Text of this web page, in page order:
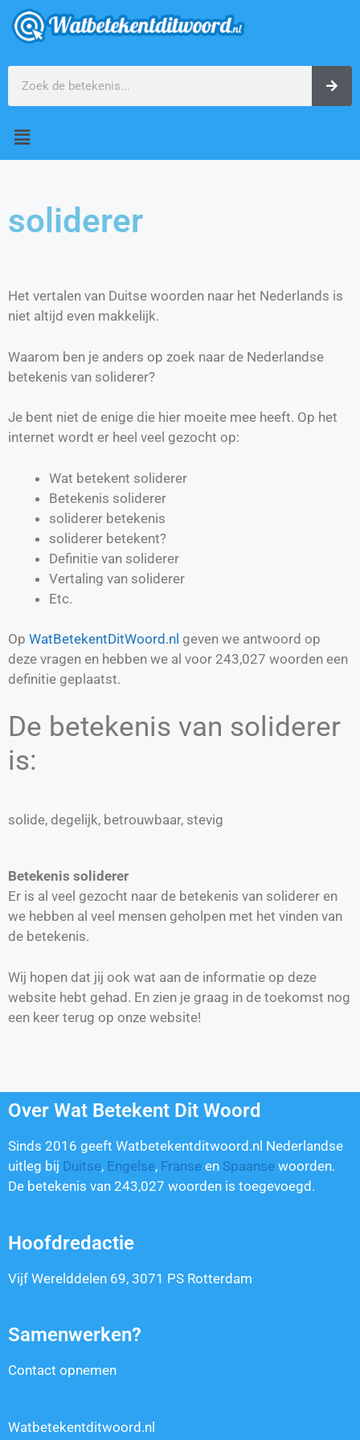
soliderer
Het vertalen van Duitse woorden naar het Nederlands is
niet altijd even makkelijk.
Waarom ben je anders op zoek naar de Nederlandse
betekenis van soliderer?
Je bent niet de enige die hier moeite mee heeft. Op het
internet wordt er heel veel gezocht op:
Wat betekent soliderer
Betekenis soliderer
soliderer betekenis
soliderer betekent?
Definitie van soliderer
Vertaling van soliderer
Etc.
Op WatBetekentDitWoord.nl geven we antwoord op
deze vragen en hebben we al voor 243,027 woorden een
definitie geplaatst.
De betekenis van soliderer
is:
solide, degelijk, betrouwbaar, stevig
Betekenis soliderer
Er is al veel gezocht naar de betekenis van soliderer en
we hebben al veel mensen geholpen met het vinden van
de betekenis.
Wij hopen dat jij ook wat aan de informatie op deze
website hebt gehad. En zien je graag in de toekomst nog
een keer terug op onze website!
Over Wat Betekent Dit Woord
Sinds 2016 geeft Watbetekentditwoord.nl Nederlandse
uitleg bij Duitse, Engelse, Franse en Spaanse woorden.
De betekenis van 243,027 woorden is toegevoegd.
Hoofdredactie
Vijf Werelddelen 69, 3071 PS Rotterdam
Samenwerken?
Contact opnemen
Watbetekentditwoord.nl